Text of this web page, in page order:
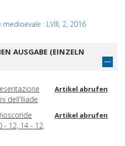
: LVIII, 2, 2016
AUSGABE (EINZELN
dell'Iliade
Artikel abrufen
- 12, 14 - 12,
Artikel abrufen